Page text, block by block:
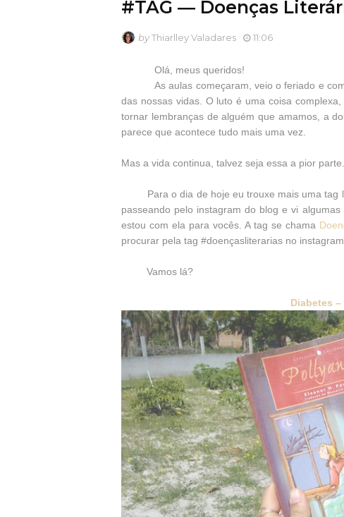
#TAG ― Doenças
byThiarlley Valadares 11:06
Olá, meus queridos!
As aulas começaram, veio o feriado e
das nossas vidas. O luto é uma coisa
tornar lembranças de alguém que amamos, a
parece que acontece tudo mais uma vez.
Mas a vida continua, talvez seja essa a pior parte.
Para o dia de hoje eu trouxe mais uma tag
passeando pelo instagram do blog e vi
estou com ela para vocês. A tag se chama
procurar pela tag #doençasliterarias no
Vamos lá?
Diabetes